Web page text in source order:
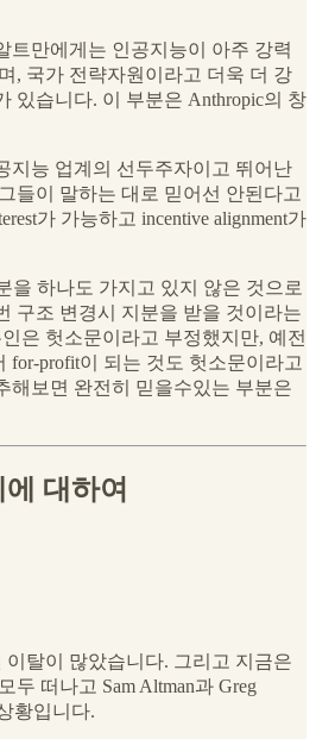
트만에게는 인공지능이 아주 강력
, 국가 전략자원이라고 더욱 더 강
있습니다. 이 부분은 Anthropic의 창
지능 업계의 선두주자이고 뛰어난
들이 말하는 대로 믿어선 안된다고
가 가능하고 incentive alignment가
을 하나도 가지고 있지 않은 것으로
구조 변경시 지분을 받을 것이라는
은 헛소문이라고 부정했지만, 예전
for-profit이 되는 것도 헛소문이라고
해보면 완전히 믿을수있는 부분은
대하여
탈이 많았습니다. 그리고 지금은
두 떠나고 Sam Altman과 Greg
황입니다.